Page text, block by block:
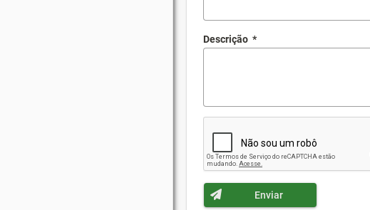
Descrição *
Enviar